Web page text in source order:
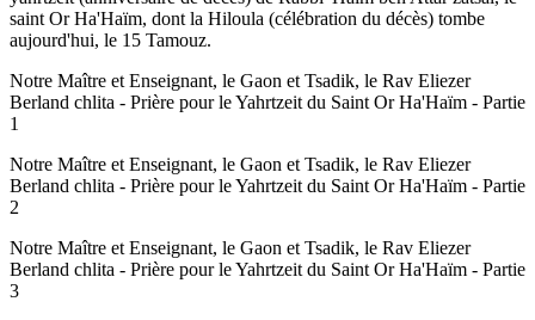
saint Or Ha'Haïm, dont la Hiloula (célébration du décès) tombe
aujourd'hui, le 15 Tamouz.
Notre Maître et Enseignant, le Gaon et Tsadik, le Rav Eliezer
Berland chlita - Prière pour le Yahrtzeit du Saint Or Ha'Haïm - Partie
1
Notre Maître et Enseignant, le Gaon et Tsadik, le Rav Eliezer
Berland chlita - Prière pour le Yahrtzeit du Saint Or Ha'Haïm - Partie
2
Notre Maître et Enseignant, le Gaon et Tsadik, le Rav Eliezer
Berland chlita - Prière pour le Yahrtzeit du Saint Or Ha'Haïm - Partie
3